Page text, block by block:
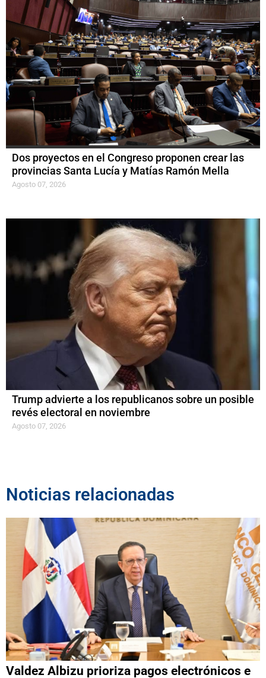
Dos proyectos en el Congreso proponen crear las
provincias Santa Lucía y Matías Ramón Mella
Agosto 07, 2026
Trump advierte a los republicanos sobre un posible
revés electoral en noviembre
Agosto 07, 2026
Noticias relacionadas
Valdez Albizu prioriza pagos electrónicos e